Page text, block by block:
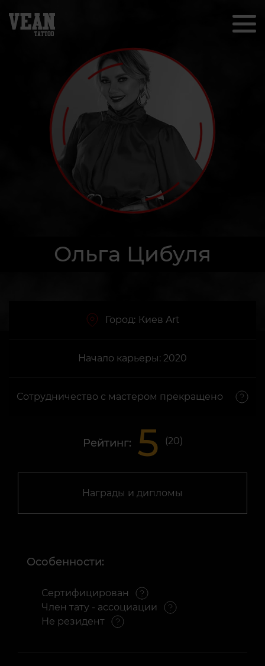
Ольга Цибуля
Город: Киев Art
Начало карьеры: 2020
Сотрудничество с мастером прекращено
Рейтинг: 5 (20)
Награды и дипломы
Особенности:
Сертифицирован
Член тату - ассоциации
Не резидент